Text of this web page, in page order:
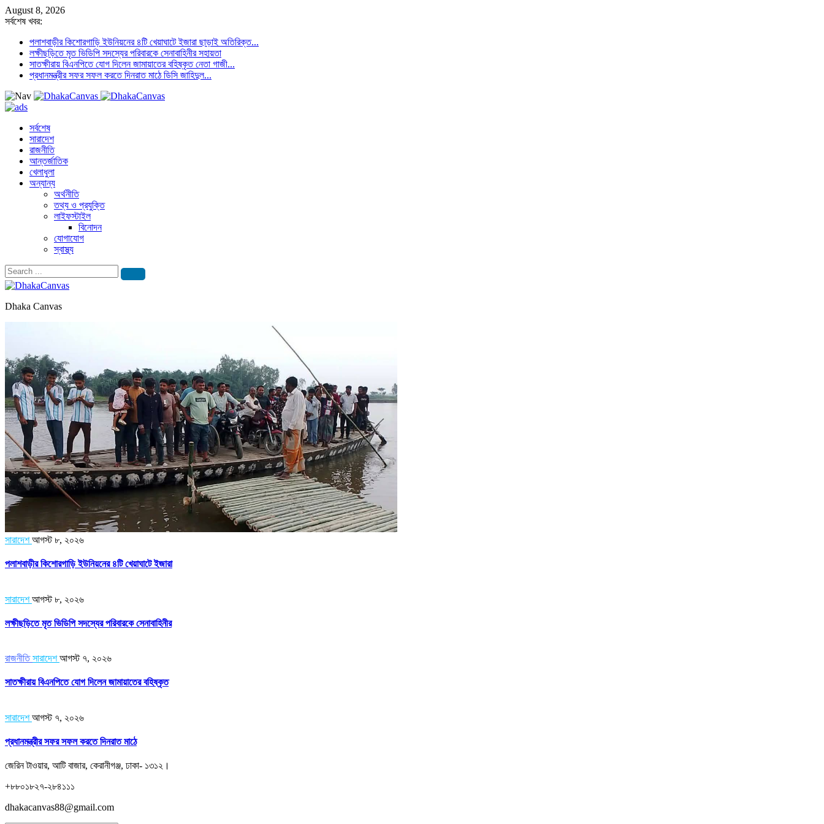
August 8, 2026
সর্বশেষ খবর:
পলাশবাড়ীর কিশোরগাড়ি ইউনিয়নের ৪টি খেয়াঘাটে ইজারা ছাড়াই অতিরিক্ত...
লক্ষীছড়িতে মৃত ভিডিপি সদস্যের পরিবারকে সেনাবাহিনীর সহায়তা
সাতক্ষীরায় বিএনপিতে যোগ দিলেন জামায়াতের বহিষ্কৃত নেতা গাজী...
প্রধানমন্ত্রীর সফর সফল করতে দিনরাত মাঠে ডিসি জাহিদুল...
সর্বশেষ
সারাদেশ
রাজনীতি
আন্তর্জাতিক
খেলাধুলা
অন্যান্য
অর্থনীতি
তথ্য ও প্রযুক্তি
লাইফস্টাইল
বিনোদন
যোগাযোগ
স্বাস্থ্য
Dhaka Canvas
সারাদেশ আগস্ট ৮, ২০২৬
পলাশবাড়ীর কিশোরগাড়ি ইউনিয়নের ৪টি খেয়াঘাটে ইজারা
সারাদেশ আগস্ট ৮, ২০২৬
লক্ষীছড়িতে মৃত ভিডিপি সদস্যের পরিবারকে সেনাবাহিনীর
রাজনীতি সারাদেশ আগস্ট ৭, ২০২৬
সাতক্ষীরায় বিএনপিতে যোগ দিলেন জামায়াতের বহিষ্কৃত
সারাদেশ আগস্ট ৭, ২০২৬
প্রধানমন্ত্রীর সফর সফল করতে দিনরাত মাঠে
জেরিন টাওয়ার, আটি বাজার, কেরানীগঞ্জ, ঢাকা- ১৩১২।
+৮৮০১৮২৭-২৮৪১১১
dhakacanvas88@gmail.com